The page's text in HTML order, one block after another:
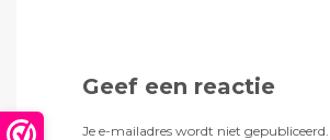
Geef een reactie
Je e-mailadres wordt niet gepubliceerd.